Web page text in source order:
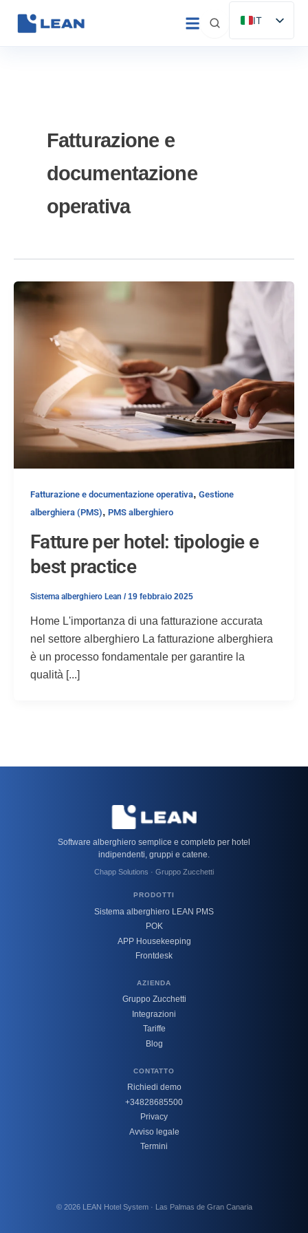
IT
ES
Fatturazione e
documentazione
operativa
Fatturazione e documentazione operativa, Gestione
alberghiera (PMS), PMS alberghiero
Fatture per hotel: tipologie e
best practice
Sistema alberghiero Lean /19 febbraio 2025
Home L'importanza di una fatturazione accurata
nel settore alberghiero La fatturazione alberghiera
è un processo fondamentale per garantire la
qualità [...]
Software alberghiero semplice e completo per hotel
indipendenti, gruppi e catene.
Chapp Solutions · Gruppo Zucchetti
PRODOTTI
Sistema alberghiero LEAN PMS
POK
APP Housekeeping
Frontdesk
AZIENDA
Gruppo Zucchetti
Integrazioni
Tariffe
Blog
CONTATTO
Richiedi demo
+34828685500
Privacy
Avviso legale
Termini
© 2026 LEAN Hotel System · Las Palmas de Gran Canaria